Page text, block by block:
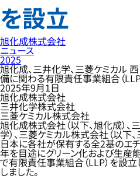
を設立
旭化成株式会社
ニュース
2025
旭化成、三井化学、三菱ケミカル
備に関わる有限責任事業組合（
2025年9月1日
旭化成株式会社
三井化学株式会社
三菱ケミカル株式会社
旭化成株式会社（以下、旭化成）
学）、三菱ケミカル株式会社（以下
日本に各社が保有する全2基のエ
年を目途にグリーン化および生産
で有限責任事業組合（LLP）を設
しました。